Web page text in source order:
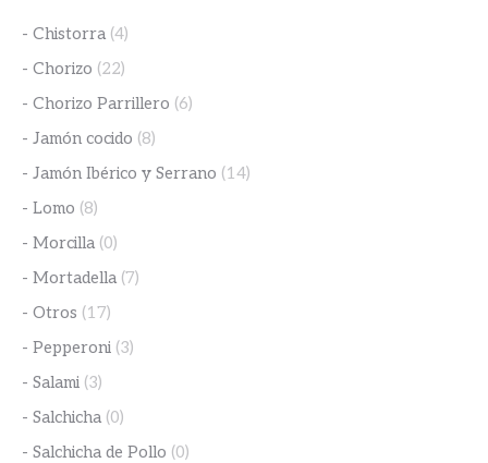
- Chistorra (4)
- Chorizo (22)
- Chorizo Parrillero (6)
- Jamón cocido (8)
- Jamón Ibérico y Serrano (14)
- Lomo (8)
- Morcilla (0)
- Mortadella (7)
- Otros (17)
- Pepperoni (3)
- Salami (3)
- Salchicha (0)
- Salchicha de Pollo (0)